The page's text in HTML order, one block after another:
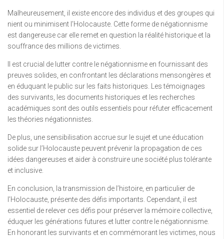
Malheureusement, il existe encore des individus et des groupes qui
nient ou minimisent l’Holocauste. Cette forme de négationnisme
est dangereuse car elle remet en question la réalité historique et la
souffrance des millions de victimes.
Il est crucial de lutter contre le négationnisme en fournissant des
preuves solides, en confrontant les déclarations mensongères et
en éduquant le public sur les faits historiques. Les témoignages
des survivants, les documents historiques et les recherches
académiques sont des outils essentiels pour réfuter efficacement
les théories négationnistes.
De plus, une sensibilisation accrue sur le sujet et une éducation
solide sur l’Holocauste peuvent prévenir la propagation de ces
idées dangereuses et aider à construire une société plus tolérante
et inclusive.
En conclusion, la transmission de l’histoire, en particulier de
l’Holocauste, présente des défis importants. Cependant, il est
essentiel de relever ces défis pour préserver la mémoire collective,
éduquer les générations futures et lutter contre le négationnisme.
En honorant les survivants et en commémorant les victimes, nous